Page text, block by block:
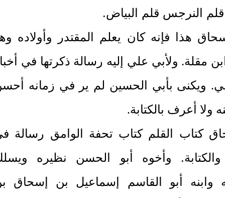
قلم النرجس قلم البياض.
هذا فإنه كان يعلم المقتدر وأولاده
مقلة. ولأبي علي إليه رسالة ذكرتها في
ويكنى بأبي الحسين لم ير في زمانه
ولا أعرف بالكتابة.
كتاب القلم كتاب تحفة الوامق رسالة
وأخوه أبو الحسن نظيره
وابنه أبو القاسم إسماعيل بن إسحاق